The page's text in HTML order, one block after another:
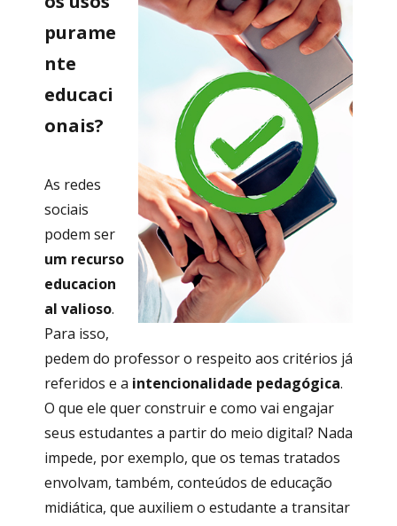
purame
nte
educaci
onais?
As redes
sociais
podem ser
um recurso
educacion
al valioso.
Para isso,
pedem do professor o respeito aos critérios já
referidos e a intencionalidade pedagógica.
O que ele quer construir e como vai engajar
seus estudantes a partir do meio digital? Nada
impede, por exemplo, que os temas tratados
envolvam, também, conteúdos de educação
midiática, que auxiliem o estudante a transitar